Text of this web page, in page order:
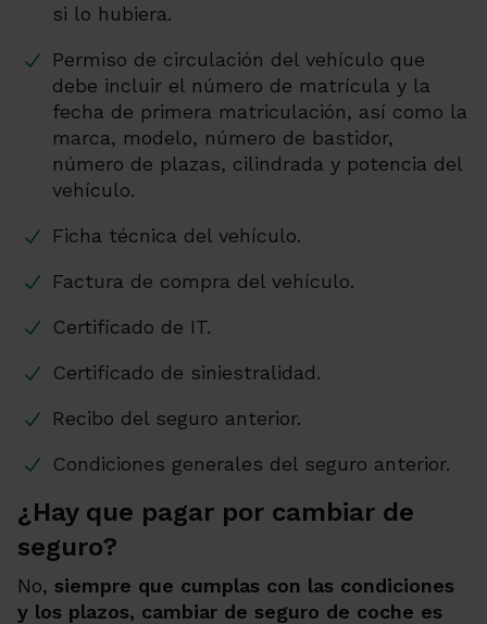
si lo hubiera.
Permiso de circulación del vehículo que
debe incluir el número de matrícula y la
fecha de primera matriculación, así como la
marca, modelo, número de bastidor,
número de plazas, cilindrada y potencia del
vehículo.
Ficha técnica del vehículo.
Factura de compra del vehículo.
Certificado de IT.
Certificado de siniestralidad.
Recibo del seguro anterior.
Condiciones generales del seguro anterior.
¿Hay que pagar por cambiar de
seguro?
No, siempre que cumplas con las condiciones
y los plazos, cambiar de seguro de coche es